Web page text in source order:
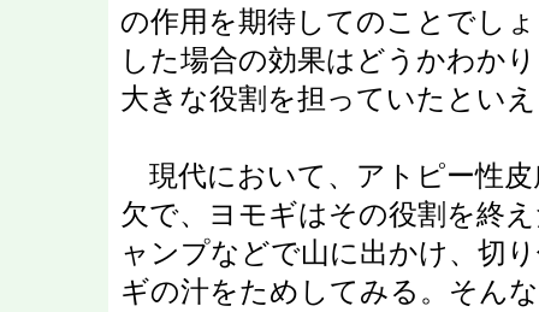
の作用を期待してのことでし
した場合の効果はどうかわか
大きな役割を担っていたとい
現代において、アトピー性
欠で、ヨモギはその役割を終
ャンプなどで山に出かけ、切
ギの汁をためしてみる。そん